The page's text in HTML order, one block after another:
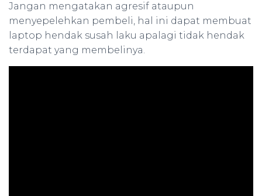
Jangan mengatakan agresif ataupun
menyepelehkan pembeli, hal ini dapat membuat
laptop hendak susah laku apalagi tidak hendak
terdapat yang membelinya.